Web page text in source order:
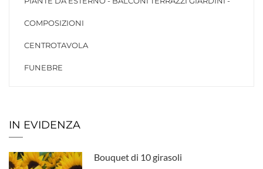
COMPOSIZIONI
CENTROTAVOLA
FUNEBRE
IN EVIDENZA
Bouquet di 10 girasoli